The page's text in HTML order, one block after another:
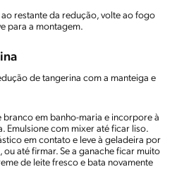
restante da redução, volte ao fogo
para a montagem.
de tangerina com a manteiga e
em banho-maria e incorpore à
Emulsione com mixer até ficar liso.
em contato e leve à geladeira por
ou até firmar. Se a ganache ficar muito
de leite fresco e bata novamente